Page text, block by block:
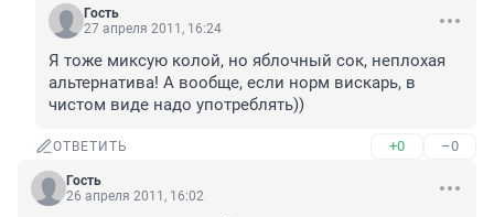
Гость
27 апреля 2011, 16:24
Я тоже миксую колой, но яблочный сок, неплохая
альтернатива! А вообще, если норм вискарь, в
чистом виде надо употреблять))
ОТВЕТИТЬ +0 –0
Гость
26 апреля 2011, 16:02